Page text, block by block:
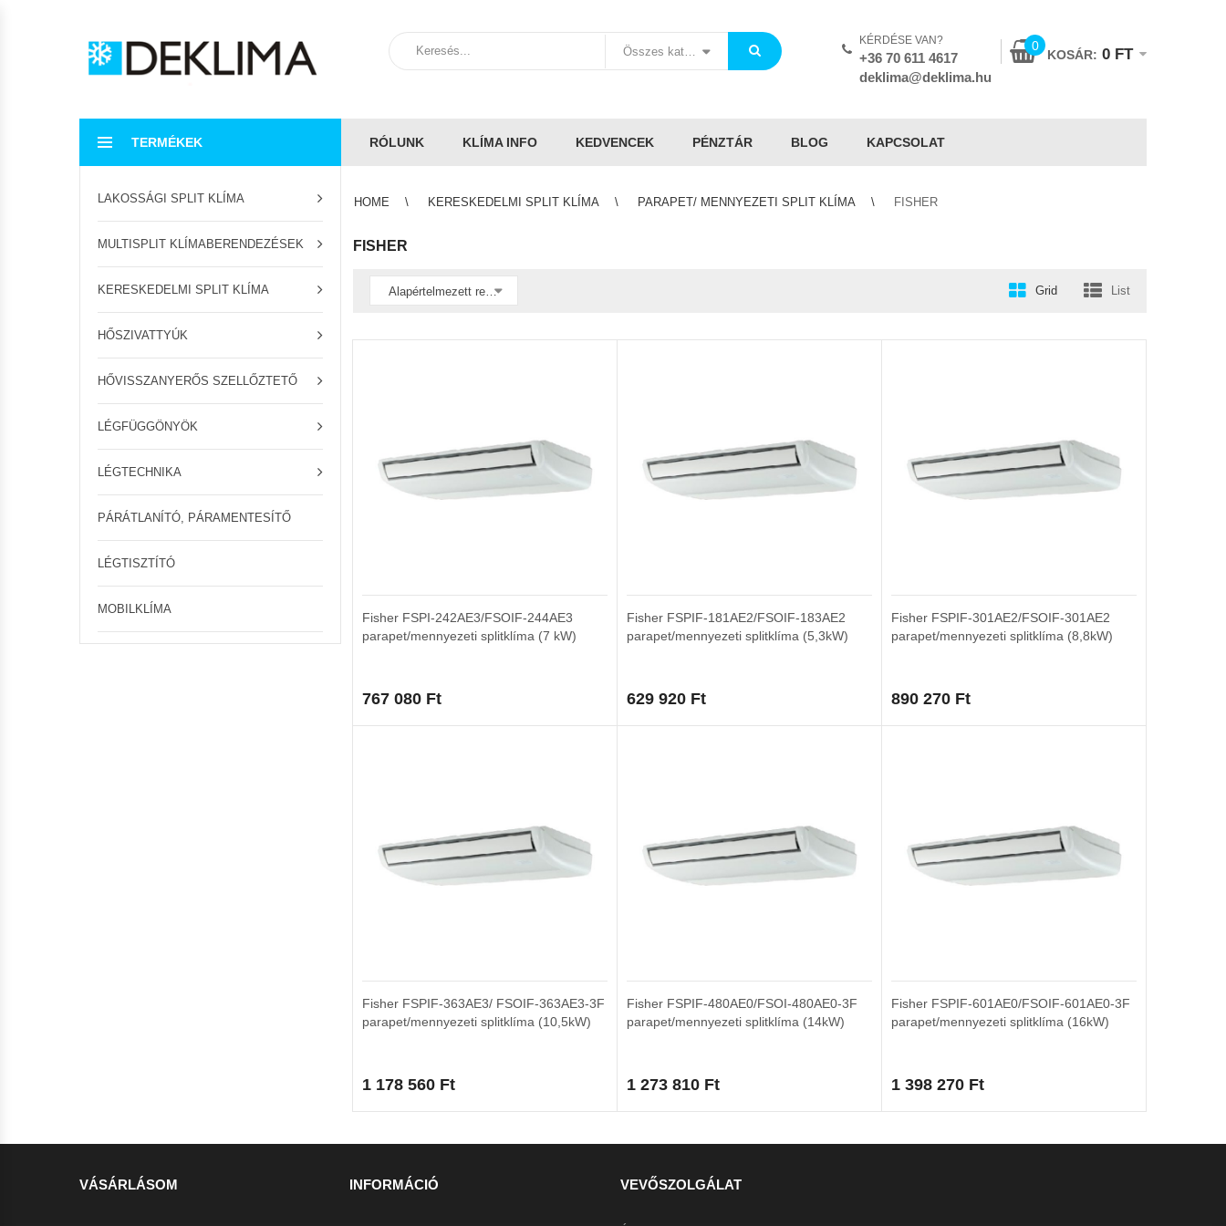
Összes kategória
KÉRDÉSE VAN?
+36 70 611 4617
deklima@deklima.hu
0
KOSÁR: 0 FT
TERMÉKEK
LAKOSSÁGI SPLIT KLÍMA
MULTISPLIT KLÍMABERENDEZÉSEK
KERESKEDELMI SPLIT KLÍMA
HŐSZIVATTYÚK
HŐVISSZANYERŐS SZELLŐZTETŐ
LÉGFÜGGÖNYÖK
LÉGTECHNIKA
PÁRÁTLANÍTÓ, PÁRAMENTESÍTŐ
LÉGTISZTÍTÓ
MOBILKLÍMA
RÓLUNK KLÍMA INFO KEDVENCEK PÉNZTÁR BLOG KAPCSOLAT
HOME KERESKEDELMI SPLIT KLÍMA PARAPET/ MENNYEZETI SPLIT KLÍMA FISHER
FISHER
Alapértelmezett rendezés Grid List
Fisher FSPI-242AE3/FSOIF-244AE3
parapet/mennyezeti splitklíma (7 kW)
767 080 Ft
Fisher FSPIF-181AE2/FSOIF-183AE2
parapet/mennyezeti splitklíma (5,3kW)
629 920 Ft
Fisher FSPIF-301AE2/FSOIF-301AE2
parapet/mennyezeti splitklíma (8,8kW)
890 270 Ft
Fisher FSPIF-363AE3/ FSOIF-363AE3-3F
parapet/mennyezeti splitklíma (10,5kW)
1 178 560 Ft
Fisher FSPIF-480AE0/FSOI-480AE0-3F
parapet/mennyezeti splitklíma (14kW)
1 273 810 Ft
Fisher FSPIF-601AE0/FSOIF-601AE0-3F
parapet/mennyezeti splitklíma (16kW)
1 398 270 Ft
VÁSÁRLÁSOM INFORMÁCIÓ VEVŐSZOLGÁLAT